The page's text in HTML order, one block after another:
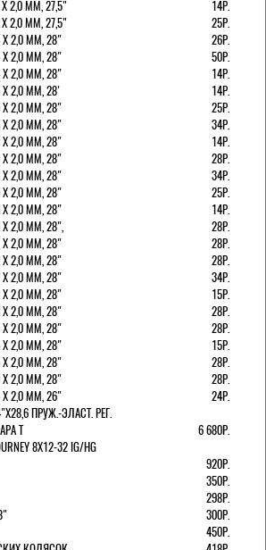
2,0 ММ, 27,5"
14Р.
2,0 ММ, 27,5"
25Р.
2,0 ММ, 28"
26Р.
2,0 ММ, 28"
50Р.
2,0 ММ, 28"
14Р.
2,0 ММ, 28'
14Р.
2,0 ММ, 28"
25Р.
2,0 ММ, 28"
34Р.
2,0 ММ, 28"
14Р.
2,0 ММ, 28"
28Р.
2,0 ММ, 28"
34Р.
2,0 ММ, 28"
25Р.
2,0 ММ, 28"
14Р.
2,0 ММ, 28",
28Р.
2,0 ММ, 28"
28Р.
2,0 ММ, 28"
28Р.
2,0 ММ, 28"
34Р.
2,0 ММ, 28"
15Р.
2,0 ММ, 28"
28Р.
2,0 ММ, 28"
28Р.
2,0 ММ, 28"
15Р.
2,0 ММ, 28"
28Р.
2,0 ММ, 28"
28Р.
2,0 ММ, 26"
24Р.
ПРУЖ.-ЭЛАСТ. РЕГ.
Т
6 680Р.
8Х12-32 IG/HG
920Р.
350Р.
298Р.
300Р.
450Р.